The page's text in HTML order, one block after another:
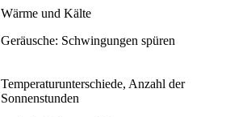
Wärme und Kälte
Geräusche: Schwingungen spüren
Temperaturunterschiede, Anzahl der
Sonnenstunden